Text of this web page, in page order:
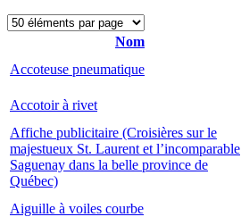
Nom
Accoteuse pneumatique
Accotoir à rivet
Affiche publicitaire (Croisières sur le
majestueux St. Laurent et l’incomparable
Saguenay dans la belle province de
Québec)
Aiguille à voiles courbe